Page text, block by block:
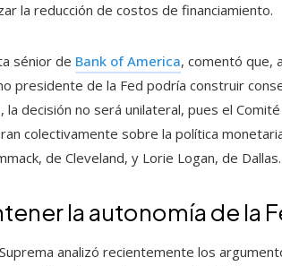
la reducción de costos de financiamiento.
sénior de Bank of America, comentó que,
presidente de la Fed podría construir
la decisión no será unilateral, pues el
colectivamente sobre la política
de Cleveland, y Lorie Logan, de Dallas.
la autonomía de la
analizó recientemente los